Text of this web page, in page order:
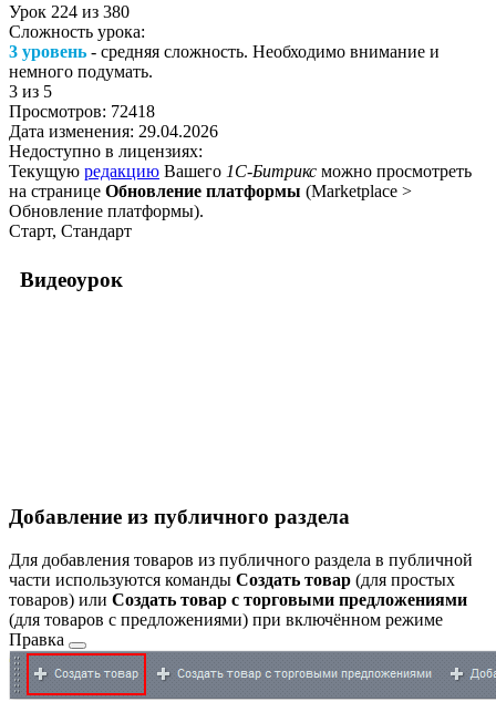
Урок 224 из 380
Сложность урока:
3 уровень - средняя сложность. Необходимо внимание и
немного подумать.
3 из 5
Просмотров: 72418
Дата изменения: 29.04.2026
Недоступно в лицензиях:
Текущую редакцию Вашего 1С-Битрикс можно просмотреть
на странице Обновление платформы (Marketplace >
Обновление платформы).
Старт, Стандарт
Видеоурок
Добавление из публичного раздела
Для добавления товаров из публичного раздела в публичной
части используются команды Создать товар (для простых
товаров) или Создать товар с торговыми предложениями
(для товаров с предложениями) при включённом режиме
Правка